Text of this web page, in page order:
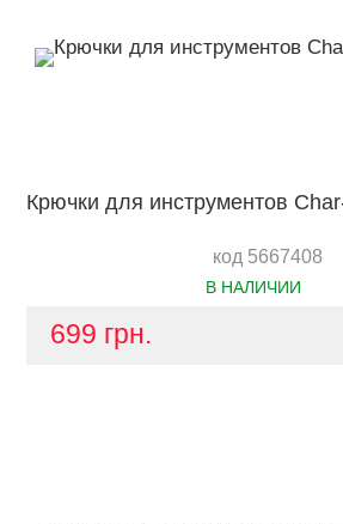
Крючки для инструментов
код 5667408
В НАЛИЧИИ
699 грн.